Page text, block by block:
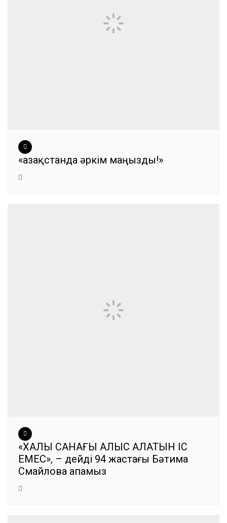
«Қазақстанда әркім маңызды!»
«ХАЛЫҚ САНАҒЫ ҚАЛЫС ҚАЛАТЫН ІС
ЕМЕС», – дейді 94 жастағы Бәтима
Смайлова апамыз